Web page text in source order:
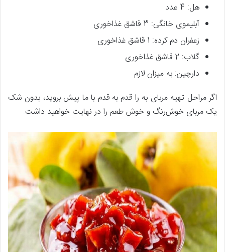
هل: 4 عدد
آبلیموی خانگی: 3 قاشق غذاخوری
زعفران دم کرده: 1 قاشق غذاخوری
گلاب: 2 قاشق غذاخوری
دارچین: به میزان لازم
اگر مراحل تهیه مربای به را قدم به قدم با ما پیش بروید، بدون شک
یک مربای خوش‌رنگ و خوش طعم را در نهایت خواهید داشت.